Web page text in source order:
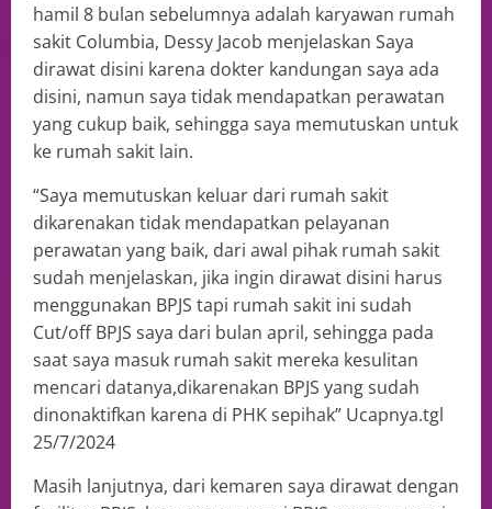
hamil 8 bulan sebelumnya adalah karyawan rumah
sakit Columbia, Dessy Jacob menjelaskan Saya
dirawat disini karena dokter kandungan saya ada
disini, namun saya tidak mendapatkan perawatan
yang cukup baik, sehingga saya memutuskan untuk
ke rumah sakit lain.
“Saya memutuskan keluar dari rumah sakit
dikarenakan tidak mendapatkan pelayanan
perawatan yang baik, dari awal pihak rumah sakit
sudah menjelaskan, jika ingin dirawat disini harus
menggunakan BPJS tapi rumah sakit ini sudah
Cut/off BPJS saya dari bulan april, sehingga pada
saat saya masuk rumah sakit mereka kesulitan
mencari datanya,dikarenakan BPJS yang sudah
dinonaktifkan karena di PHK sepihak” Ucapnya.tgl
25/7/2024
Masih lanjutnya, dari kemaren saya dirawat dengan